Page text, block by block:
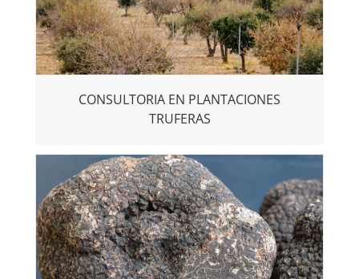
CONSULTORIA EN PLANTACIONES
TRUFERAS